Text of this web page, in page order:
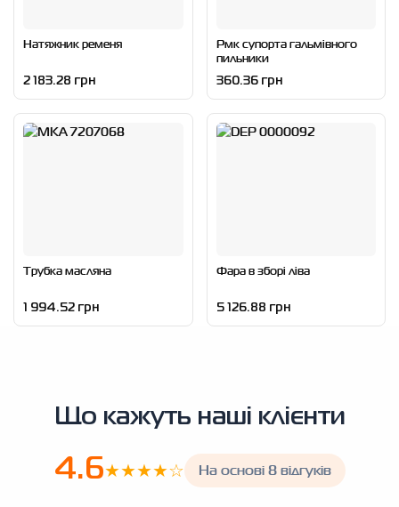
Натяжник ременя
2 183.28 грн
Рмк супорта гальмівного
пильники
360.36 грн
Трубка масляна
1 994.52 грн
Фара в зборі ліва
5 126.88 грн
Що кажуть наші клієнти
4.6★★★★☆ На основі 8 відгуків